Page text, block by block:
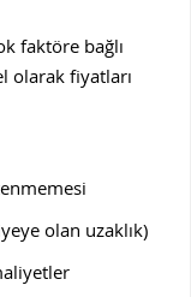
faktöre bağlı
olarak fiyatları
olan uzaklık)